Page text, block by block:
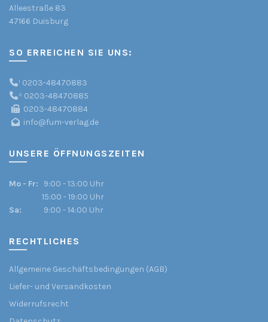
Alleestraße 83
47166 Duisburg
SO ERREICHEN SIE UNS:
¹ 0203-48470883
² 0203-48470885
0203-48470884
info@fum-verlag.de
UNSERE ÖFFNUNGSZEITEN
Mo - Fr:
9:00 - 13:00 Uhr
15:00 - 19:00 Uhr
Sa:
9:00 - 14:00 Uhr
RECHTLICHES
Allgemeine Geschäftsbedingungen (AGB)
Liefer- und Versandkosten
Widerrufsrecht